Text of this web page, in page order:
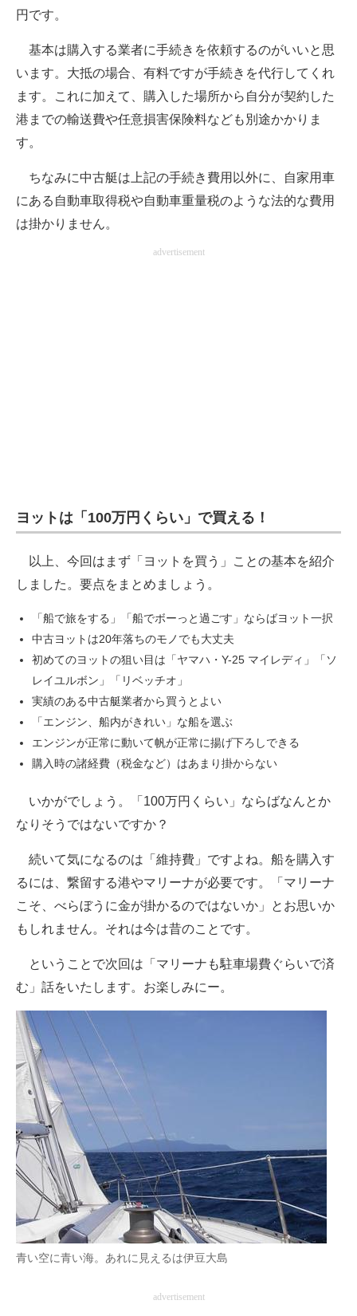
円です。
基本は購入する業者に手続きを依頼するのがいいと思
います。大抵の場合、有料ですが手続きを代行してくれ
ます。これに加えて、購入した場所から自分が契約した
港までの輸送費や任意損害保険料なども別途かかりま
す。
ちなみに中古艇は上記の手続き費用以外に、自家用車
にある自動車取得税や自動車重量税のような法的な費用
は掛かりません。
advertisement
ヨットは「100万円くらい」で買える！
以上、今回はまず「ヨットを買う」ことの基本を紹介
しました。要点をまとめましょう。
「船で旅をする」「船でボーっと過ごす」ならばヨット一択
中古ヨットは20年落ちのモノでも大丈夫
初めてのヨットの狙い目は「ヤマハ・Y-25 マイレディ」「ソ
レイユルボン」「リベッチオ」
実績のある中古艇業者から買うとよい
「エンジン、船内がきれい」な船を選ぶ
エンジンが正常に動いて帆が正常に揚げ下ろしできる
購入時の諸経費（税金など）はあまり掛からない
いかがでしょう。「100万円くらい」ならばなんとか
なりそうではないですか？
続いて気になるのは「維持費」ですよね。船を購入す
るには、繋留する港やマリーナが必要です。「マリーナ
こそ、べらぼうに金が掛かるのではないか」とお思いか
もしれません。それは今は昔のことです。
ということで次回は「マリーナも駐車場費ぐらいで済
む」話をいたします。お楽しみにー。
青い空に青い海。あれに見えるは伊豆大島
advertisement